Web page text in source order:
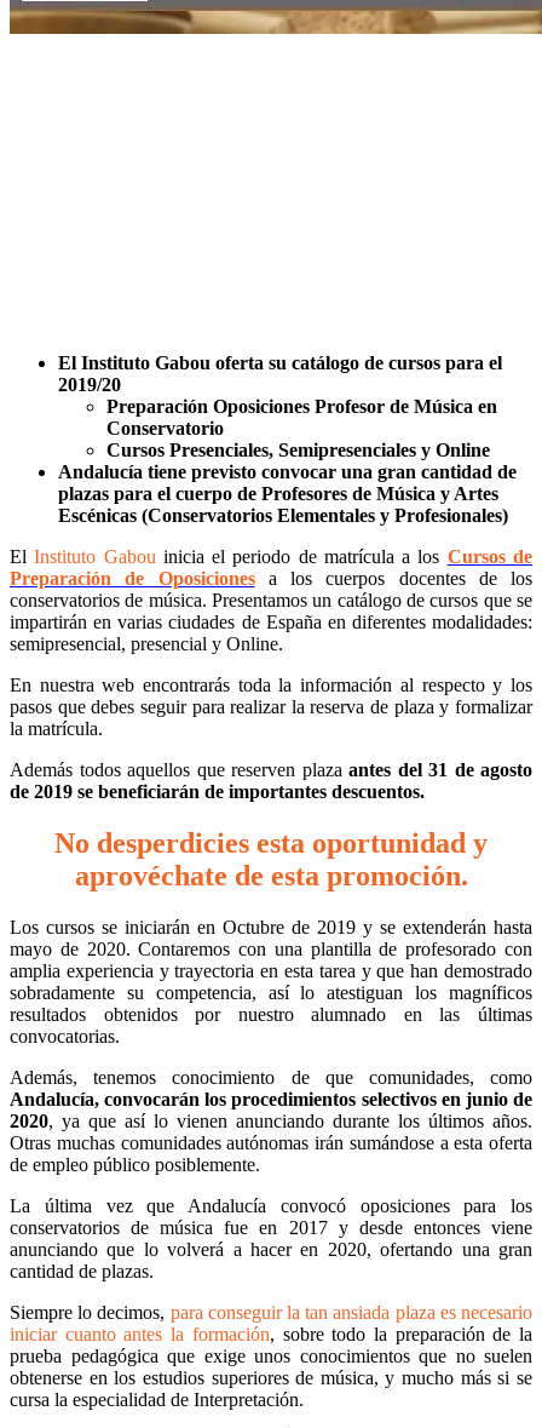
El Instituto Gabou oferta su catálogo de cursos para el
2019/20
Preparación Oposiciones Profesor de Música en
Conservatorio
Cursos Presenciales, Semipresenciales y Online
Andalucía tiene previsto convocar una gran cantidad de
plazas para el cuerpo de Profesores de Música y Artes
Escénicas (Conservatorios Elementales y Profesionales)
ElInstituto Gabou inicia el periodo de matrícula a los Cursos de
Preparación de Oposicionesa los cuerpos docentes de los
conservatorios de música. Presentamos un catálogo de cursos que se
impartirán en varias ciudades de España en diferentes modalidades:
semipresencial, presencial y Online.
En nuestra web encontrarás toda la información al respecto y los
pasos que debes seguir para realizar la reserva de plaza y formalizar
la matrícula.
Además todos aquellos que reserven plaza antes del 31 de agosto
de 2019 se beneficiarán de importantes descuentos.
No desperdicies esta oportunidad y
aprovéchate de esta promoción.
Los cursos se iniciarán en Octubre de 2019 y se extenderán hasta
mayo de 2020. Contaremos con una plantilla de profesorado con
amplia experiencia y trayectoria en esta tarea y que han demostrado
sobradamente su competencia, así lo atestiguan los magníficos
resultados obtenidos por nuestro alumnado en las últimas
convocatorias.
Además, tenemos conocimiento de que comunidades, como
Andalucía,convocarán los procedimientos selectivos en junio de
2020, ya que así lo vienen anunciando durante los últimos años.
Otras muchas comunidades autónomas irán sumándose a esta oferta
de empleo público posiblemente.
La última vez que Andalucía convocó oposiciones para los
conservatorios de música fue en 2017 y desde entonces viene
anunciando que lo volverá a hacer en 2020, ofertando una gran
cantidad de plazas.
Siempre lo decimos, para conseguir la tan ansiada plaza es necesario
iniciar cuanto antes la formación, sobre todo la preparación de la
prueba pedagógica que exige unos conocimientos que no suelen
obtenerse en los estudios superiores de música, y mucho más si se
cursa la especialidad de Interpretación.